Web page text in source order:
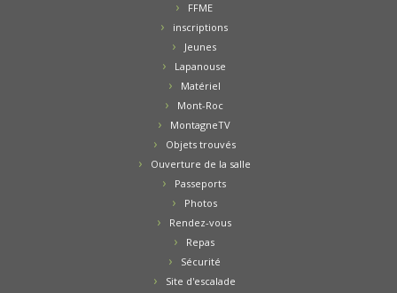
FFME
inscriptions
Jeunes
Lapanouse
Matériel
Mont-Roc
MontagneTV
Objets trouvés
Ouverture de la salle
Passeports
Photos
Rendez-vous
Repas
Sécurité
Site d'escalade